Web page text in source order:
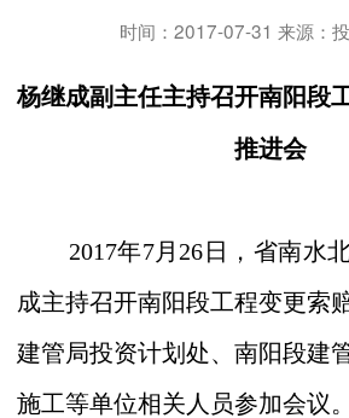
时间：2017-07-31 来源：
杨继成副主任主持召开南阳段
推进会
2017年7月 26 日，省南水
成主持召开南阳段工程变更索
建管局投资计划处、南阳段建
施工等单位相关人员参加会议